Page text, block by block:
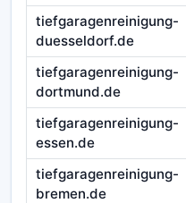
tiefgaragenreinigung-
duesseldorf.de
tiefgaragenreinigung-
dortmund.de
tiefgaragenreinigung-
essen.de
tiefgaragenreinigung-
bremen.de